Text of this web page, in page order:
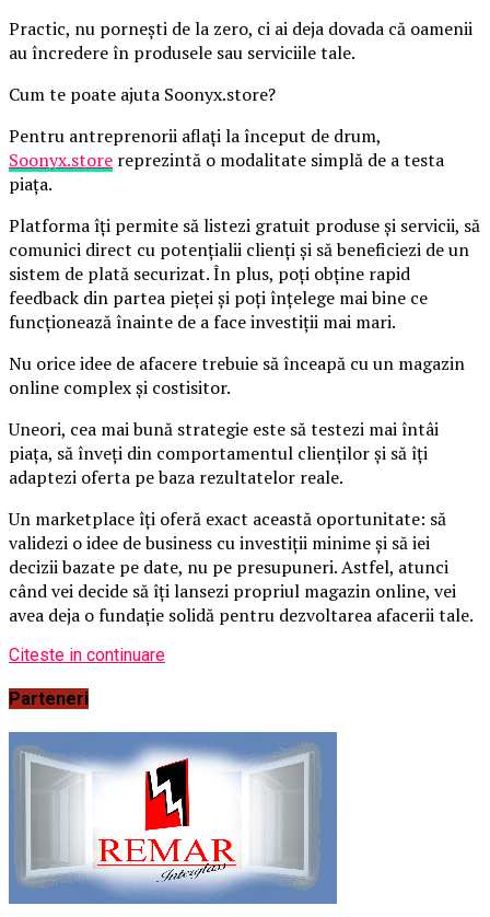
Practic, nu pornești de la zero, ci ai deja dovada că oamenii
au încredere în produsele sau serviciile tale.
Cum te poate ajuta Soonyx.store?
Pentru antreprenorii aflați la început de drum,
Soonyx.store reprezintă o modalitate simplă de a testa
piața.
Platforma îți permite să listezi gratuit produse și servicii, să
comunici direct cu potențialii clienți și să beneficiezi de un
sistem de plată securizat. În plus, poți obține rapid
feedback din partea pieței și poți înțelege mai bine ce
funcționează înainte de a face investiții mai mari.
Nu orice idee de afacere trebuie să înceapă cu un magazin
online complex și costisitor.
Uneori, cea mai bună strategie este să testezi mai întâi
piața, să înveți din comportamentul clienților și să îți
adaptezi oferta pe baza rezultatelor reale.
Un marketplace îți oferă exact această oportunitate: să
validezi o idee de business cu investiții minime și să iei
decizii bazate pe date, nu pe presupuneri. Astfel, atunci
când vei decide să îți lansezi propriul magazin online, vei
avea deja o fundație solidă pentru dezvoltarea afacerii tale.
Citeste in continuare
Parteneri